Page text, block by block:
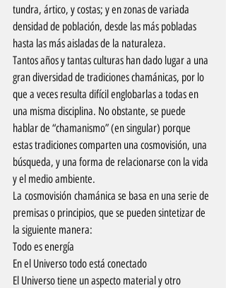
tundra, ártico, y costas; y en zonas de variada
densidad de población, desde las más pobladas
hasta las más aisladas de la naturaleza.
Tantos años y tantas culturas han dado lugar a una
gran diversidad de tradiciones chamánicas, por lo
que a veces resulta difícil englobarlas a todas en
una misma disciplina. No obstante, se puede
hablar de “chamanismo” (en singular) porque
estas tradiciones comparten una cosmovisión, una
búsqueda, y una forma de relacionarse con la vida
y el medio ambiente.
La cosmovisión chamánica se basa en una serie de
premisas o principios, que se pueden sintetizar de
la siguiente manera:
Todo es energía
En el Universo todo está conectado
El Universo tiene un aspecto material y otro